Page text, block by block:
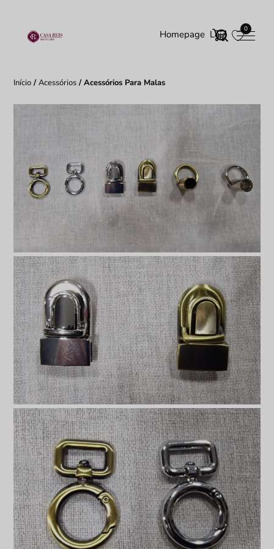
Homepage Loja 0
Início /Acessórios / Acessórios Para Malas